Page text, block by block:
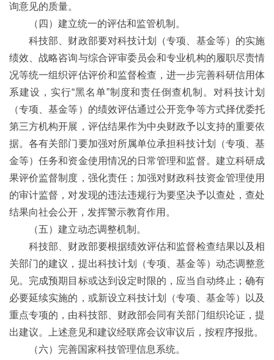
询意见的质量。
（四）建立统一的评估和监管机制。
科技部、财政部要对科技计划（专项、基金等）的实施
绩效、战略咨询与综合评审委员会和专业机构的履职尽责情
况等统一组织评估评价和监督检查，进一步完善科研信用体
系建设，实行“黑名单”制度和责任倒查机制。对科技计划
（专项、基金等）的绩效评估通过公开竞争等方式择优委托
第三方机构开展，评估结果作为中央财政予以支持的重要依
据。各有关部门要加强对所属单位承担科技计划（专项、基
金等）任务和资金使用情况的日常管理和监督。建立科研成
果评价监督制度，强化责任；加强对财政科技资金管理使用
的审计监督，对发现的违法违规行为要坚决予以查处，查处
结果向社会公开，发挥警示教育作用。
（五）建立动态调整机制。
科技部、财政部要根据绩效评估和监督检查结果以及相
关部门的建议，提出科技计划（专项、基金等）动态调整意
见。完成预期目标或达到设定时限的，应当自动终止；确有
必要延续实施的，或新设立科技计划（专项、基金等）以及
重点专项的，由科技部、财政部会同有关部门组织论证，提
出建议。上述意见和建议经联席会议审议后，按程序报批。
（六）完善国家科技管理信息系统。